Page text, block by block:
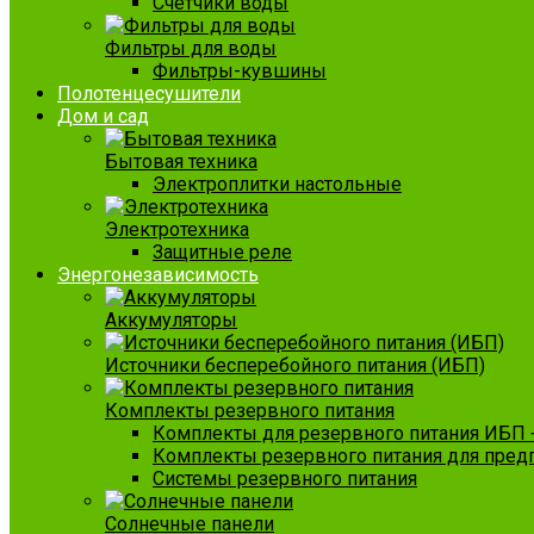
Фильтры для воды
Фильтры-кувшины
Полотенцесушители
Дом и сад
Бытовая техника
Электроплитки настольные
Электротехника
Защитные реле
Энергонезависимость
Аккумуляторы
Источники бесперебойного питания (ИБП)
Комплекты резервного питания
Комплекты для резервного питания ИБП
Комплекты резервного питания для
Системы резервного питания
Солнечные панели